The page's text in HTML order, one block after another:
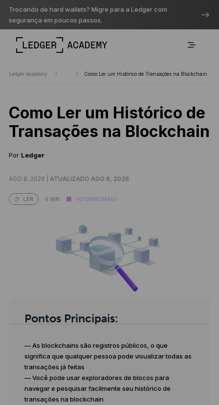
Trocando de hard wallets? Migre para a Ledger com
segurança em poucos passos.
Ledger Academy Como Ler um Histórico de Transações na Blockchain
Como Ler um Histórico de
Transações na Blockchain
Por Ledger
AGO 8, 2026 | ATUALIZADO AGO 8, 2026
LER 6 MIN INTERMEDIÁRIO
Pontos Principais:
— As blockchains são registros públicos, o que
significa que qualquer pessoa pode visualizar todas as
transações já feitas
— Você pode usar exploradores de blocos para
navegar e pesquisar facilmente seu histórico de
transações na blockchain